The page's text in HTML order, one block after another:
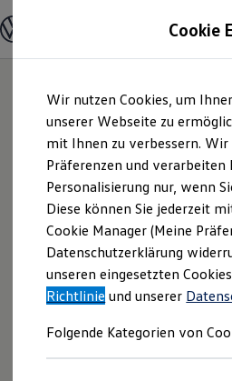
Hauptinhalt
springen
Footer
springen
Modelle und Konfigurator
Modelle vergleichen
Elektroautos
ENERGY Sondermodelle
Nutzfahrzeuge
SUV und CUV
Familienautos
Kombis
Kompaktwagen
Sportwagen
Schnell verfügbare Fahrzeuge
Angebote und Produkte
Aktuelle Angebote
E-Auto-Förderung
Volkswagen Marktplatz
Junge Gebrauchtwagen
Cookie
Wir nutzen Cookies, um
unserer Webseite zu
mit Ihnen zu verbessern.
Präferenzen und
Personalisierung nur, wenn
Diese können Sie jederzeit
Cookie Manager (Meine
Datenschutzerklärung
unseren eingesetzten
Richtlinie und unserer
Folgende Kategorien von